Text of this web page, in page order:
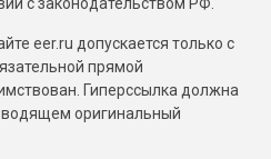
eer.ru допускается только с
прямой
Гиперссылка должна
оригинальный